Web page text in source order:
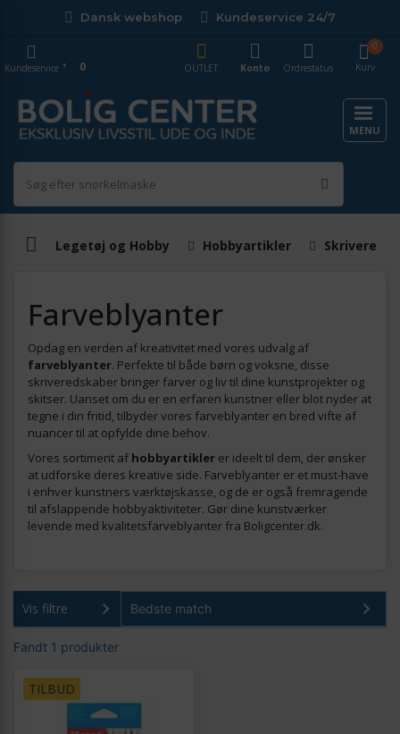
Dansk webshop Kundeservice 24/7
Kurv
0
OUTLET
Konto Ordrestatus
Kundeservice 0
MENU
Legetøj og Hobby Hobbyartikler
Farveblyanter
Opdag en verden af kreativitet med vores udvalg af
farveblyanter. Perfekte til både børn og voksne, disse
skriveredskaber bringer farver og liv til dine kunstprojekter og
skitser. Uanset om du er en erfaren kunstner eller blot nyder at
tegne i din fritid, tilbyder vores farveblyanter en bred vifte af
nuancer til at opfylde dine behov.
Vores sortiment af hobbyartikler er ideelt til dem, der ønsker
at udforske deres kreative side. Farveblyanter er et must-have
i enhver kunstners værktøjskasse, og de er også fremragende
til afslappende hobbyaktiviteter. Gør dine kunstværker
levende med kvalitetsfarveblyanter fra Boligcenter.dk.
Vis filtre
Fandt 1 produkter
TILBUD